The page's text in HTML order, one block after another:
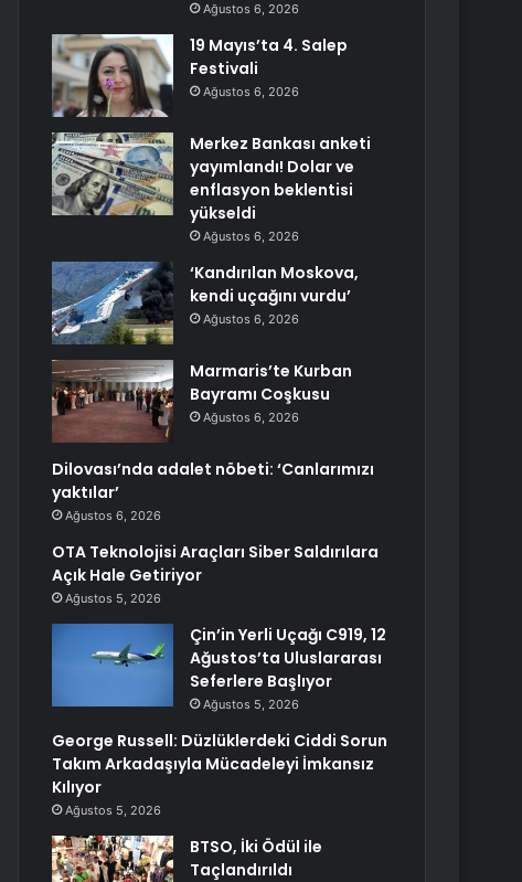
Ağustos 6, 2026
19 Mayıs’ta 4. Salep
Festivali
Ağustos 6, 2026
Merkez Bankası anketi
yayımlandı! Dolar ve
enflasyon beklentisi
yükseldi
Ağustos 6, 2026
‘Kandırılan Moskova,
kendi uçağını vurdu’
Ağustos 6, 2026
Marmaris’te Kurban
Bayramı Coşkusu
Ağustos 6, 2026
Dilovası’nda adalet nöbeti: ‘Canlarımızı
yaktılar’
Ağustos 6, 2026
OTA Teknolojisi Araçları Siber Saldırılara
Açık Hale Getiriyor
Ağustos 5, 2026
Çin’in Yerli Uçağı C919, 12
Ağustos’ta Uluslararası
Seferlere Başlıyor
Ağustos 5, 2026
George Russell: Düzlüklerdeki Ciddi Sorun
Takım Arkadaşıyla Mücadeleyi İmkansız
Kılıyor
Ağustos 5, 2026
BTSO, İki Ödül ile
Taçlandırıldı